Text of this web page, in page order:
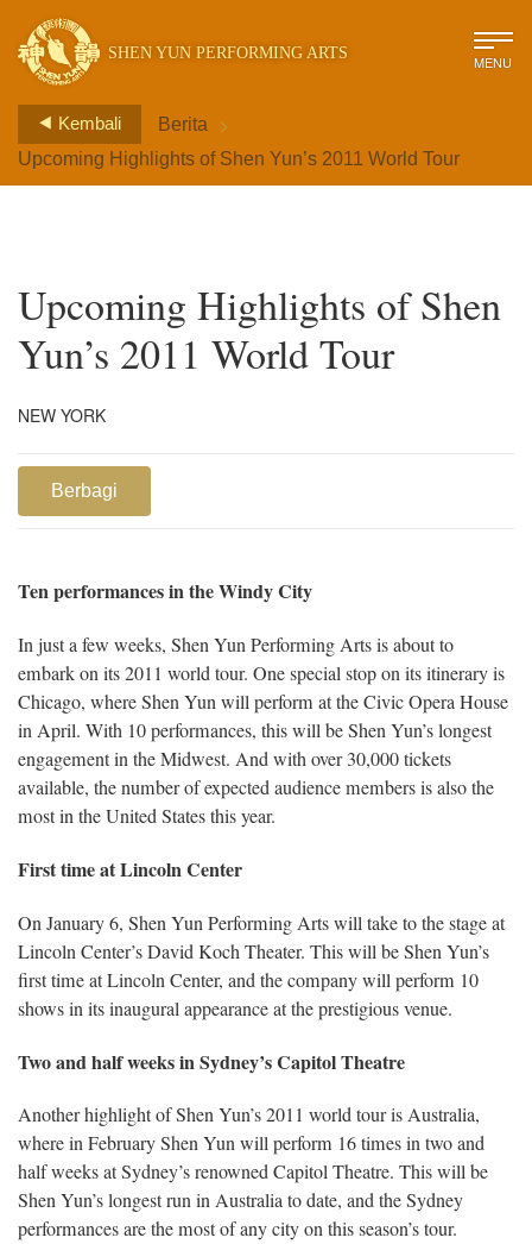
SHEN YUN PERFORMING ARTS MENU
Kembali Berita >
Upcoming Highlights of Shen Yun’s 2011 World Tour
Upcoming Highlights of Shen
Yun’s 2011 World Tour
NEW YORK
Berbagi
Ten performances in the Windy City
In just a few weeks, Shen Yun Performing Arts is about to
embark on its 2011 world tour. One special stop on its itinerary is
Chicago, where Shen Yun will perform at the Civic Opera House
in April. With 10 performances, this will be Shen Yun’s longest
engagement in the Midwest. And with over 30,000 tickets
available, the number of expected audience members is also the
most in the United States this year.
First time at Lincoln Center
On January 6, Shen Yun Performing Arts will take to the stage at
Lincoln Center’s David Koch Theater. This will be Shen Yun’s
first time at Lincoln Center, and the company will perform 10
shows in its inaugural appearance at the prestigious venue.
Two and half weeks in Sydney’s Capitol Theatre
Another highlight of Shen Yun’s 2011 world tour is Australia,
where in February Shen Yun will perform 16 times in two and
half weeks at Sydney’s renowned Capitol Theatre. This will be
Shen Yun’s longest run in Australia to date, and the Sydney
performances are the most of any city on this season’s tour.